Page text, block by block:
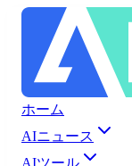
ホーム
AIニュース
AIツール